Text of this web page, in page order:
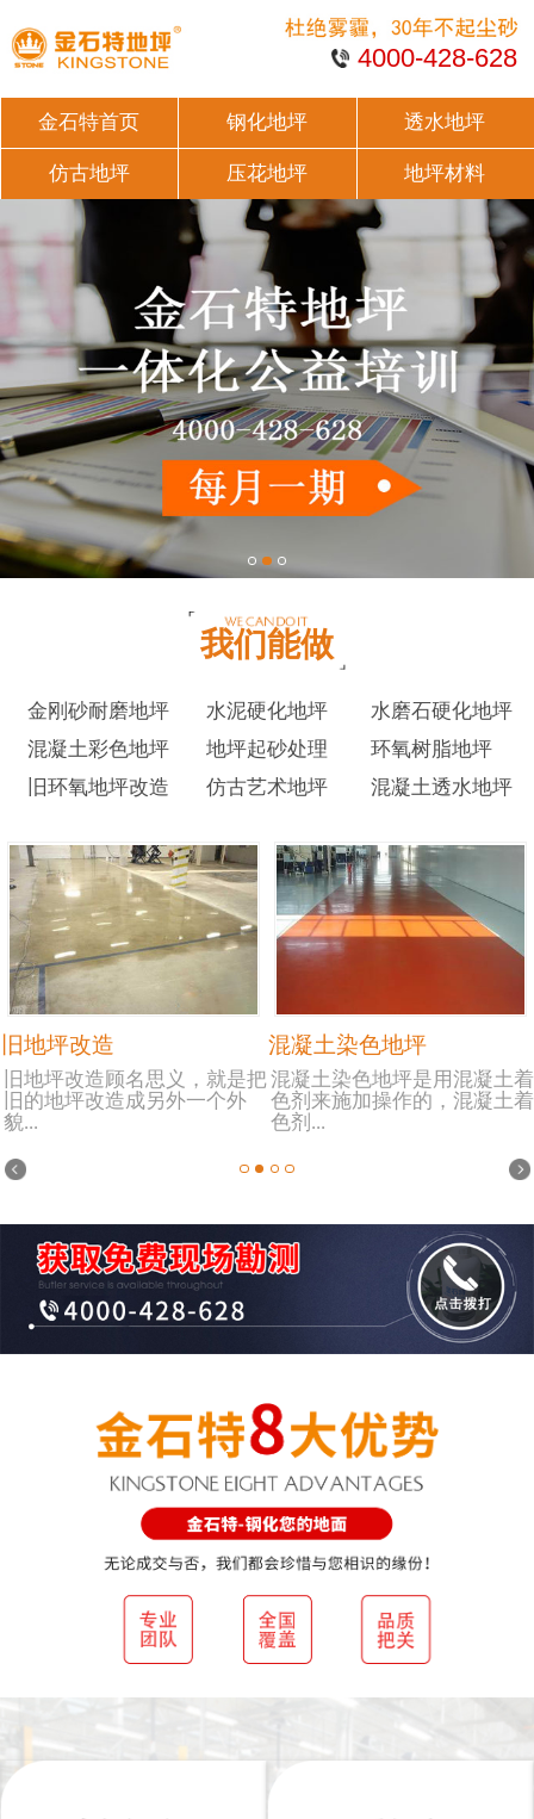
4000-428-628
金石特首页 钢化地坪 透水地坪
仿古地坪 压花地坪 地坪材料
我们能做
金刚砂耐磨地坪 水泥硬化地坪
水磨石硬化地坪
混凝土彩色地坪
地坪起砂处理
环氧树脂地坪
旧环氧地坪改造
仿古艺术地坪 混凝土透水地坪
旧地坪改造
旧地坪改造顾名思义，就是把
旧的地坪改造成另外一个外
貌...
混凝土染色地坪
混凝土染色地坪是用混凝土着
色剂来施加操作的，混凝土着
色剂...